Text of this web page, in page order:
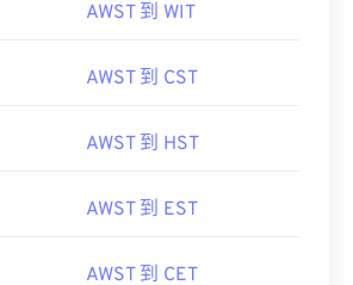
AWST 到 WIT
AWST 到 CST
AWST 到 HST
AWST 到 EST
AWST 到 CET